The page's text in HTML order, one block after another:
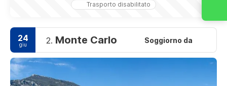
Trasporto disabilitato
24
giu 2. Monte Carlo Soggiorno da